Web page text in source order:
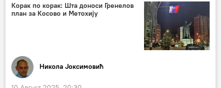
Корак по корак: Шта доноси Гренелов
план за Косово и Метохију
Никола Јоксимовић